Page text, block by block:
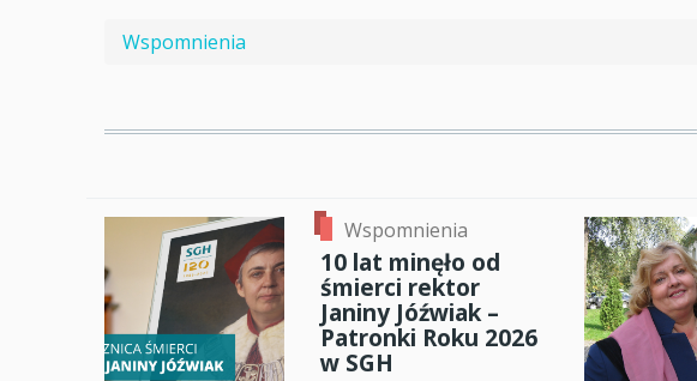
Wspomnienia
Wspomnienia
10 lat minęło od
śmierci rektor
Janiny Jóźwiak –
Patronki Roku 2026
w SGH